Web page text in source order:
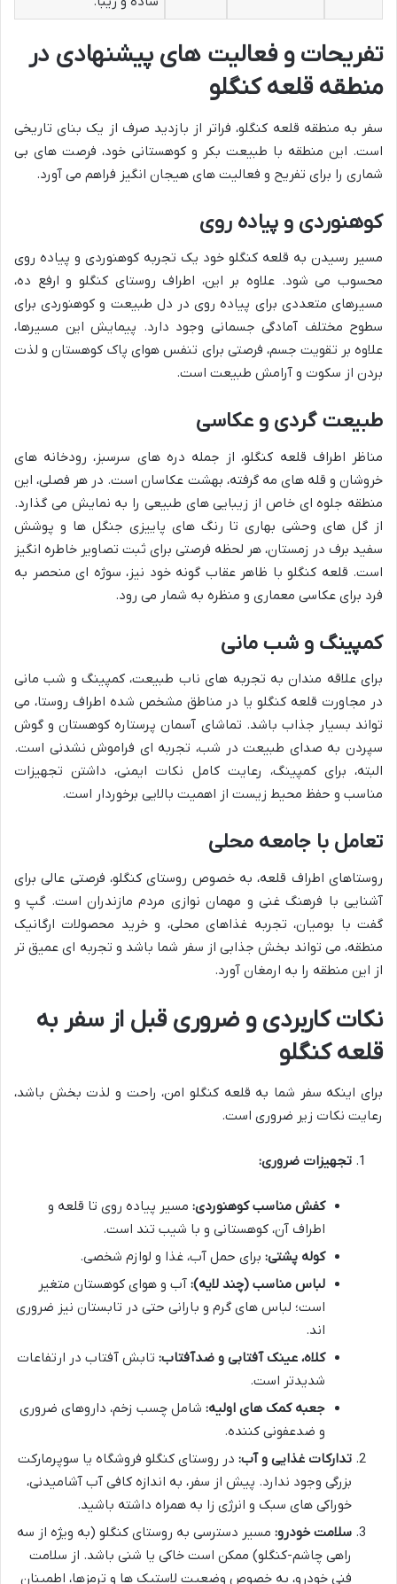
تفریحات و فعالیت های پیشنهادی در
منطقه قلعه کنگلو
سفر به منطقه قلعه کنگلو، فراتر از بازدید صرف از یک بنای تاریخی
است. این منطقه با طبیعت بکر و کوهستانی خود، فرصت های بی
شماری را برای تفریح و فعالیت های هیجان انگیز فراهم می آورد.
کوهنوردی و پیاده روی
مسیر رسیدن به قلعه کنگلو خود یک تجربه کوهنوردی و پیاده روی
محسوب می شود. علاوه بر این، اطراف روستای کنگلو و ارفع ده،
مسیرهای متعددی برای پیاده روی در دل طبیعت و کوهنوردی برای
سطوح مختلف آمادگی جسمانی وجود دارد. پیمایش این مسیرها،
علاوه بر تقویت جسم، فرصتی برای تنفس هوای پاک کوهستان و لذت
بردن از سکوت و آرامش طبیعت است.
طبیعت گردی و عکاسی
مناظر اطراف قلعه کنگلو، از جمله دره های سرسبز، رودخانه های
خروشان و قله های مه گرفته، بهشت عکاسان است. در هر فصلی، این
منطقه جلوه ای خاص از زیبایی های طبیعی را به نمایش می گذارد.
از گل های وحشی بهاری تا رنگ های پاییزی جنگل ها و پوشش
سفید برف در زمستان، هر لحظه فرصتی برای ثبت تصاویر خاطره انگیز
است. قلعه کنگلو با ظاهر عقاب گونه خود نیز، سوژه ای منحصر به
فرد برای عکاسی معماری و منظره به شمار می رود.
کمپینگ و شب مانی
برای علاقه مندان به تجربه های ناب طبیعت، کمپینگ و شب مانی
در مجاورت قلعه کنگلو یا در مناطق مشخص شده اطراف روستا، می
تواند بسیار جذاب باشد. تماشای آسمان پرستاره کوهستان و گوش
سپردن به صدای طبیعت در شب، تجربه ای فراموش نشدنی است.
البته، برای کمپینگ، رعایت کامل نکات ایمنی، داشتن تجهیزات
مناسب و حفظ محیط زیست از اهمیت بالایی برخوردار است.
تعامل با جامعه محلی
روستاهای اطراف قلعه، به خصوص روستای کنگلو، فرصتی عالی برای
آشنایی با فرهنگ غنی و مهمان نوازی مردم مازندران است. گپ و
گفت با بومیان، تجربه غذاهای محلی، و خرید محصولات ارگانیک
منطقه، می تواند بخش جذابی از سفر شما باشد و تجربه ای عمیق تر
از این منطقه را به ارمغان آورد.
نکات کاربردی و ضروری قبل از سفر به
قلعه کنگلو
برای اینکه سفر شما به قلعه کنگلو امن، راحت و لذت بخش باشد،
رعایت نکات زیر ضروری است.
تجهیزات ضروری:
کفش مناسب کوهنوردی: مسیر پیاده روی تا قلعه و
اطراف آن، کوهستانی و با شیب تند است.
کوله پشتی: برای حمل آب، غذا و لوازم شخصی.
لباس مناسب (چند لایه): آب و هوای کوهستان متغیر
است؛ لباس های گرم و بارانی حتی در تابستان نیز ضروری
اند.
کلاه، عینک آفتابی و ضدآفتاب: تابش آفتاب در ارتفاعات
شدیدتر است.
جعبه کمک های اولیه: شامل چسب زخم، داروهای ضروری
و ضدعفونی کننده.
تدارکات غذایی و آب: در روستای کنگلو فروشگاه یا سوپرمارکت
بزرگی وجود ندارد. پیش از سفر، به اندازه کافی آب آشامیدنی،
خوراکی های سبک و انرژی زا به همراه داشته باشید.
سلامت خودرو: مسیر دسترسی به روستای کنگلو (به ویژه از سه
راهی چاشم-کنگلو) ممکن است خاکی یا شنی باشد. از سلامت
فنی خودرو، به خصوص وضعیت لاستیک ها و ترمزها، اطمینان